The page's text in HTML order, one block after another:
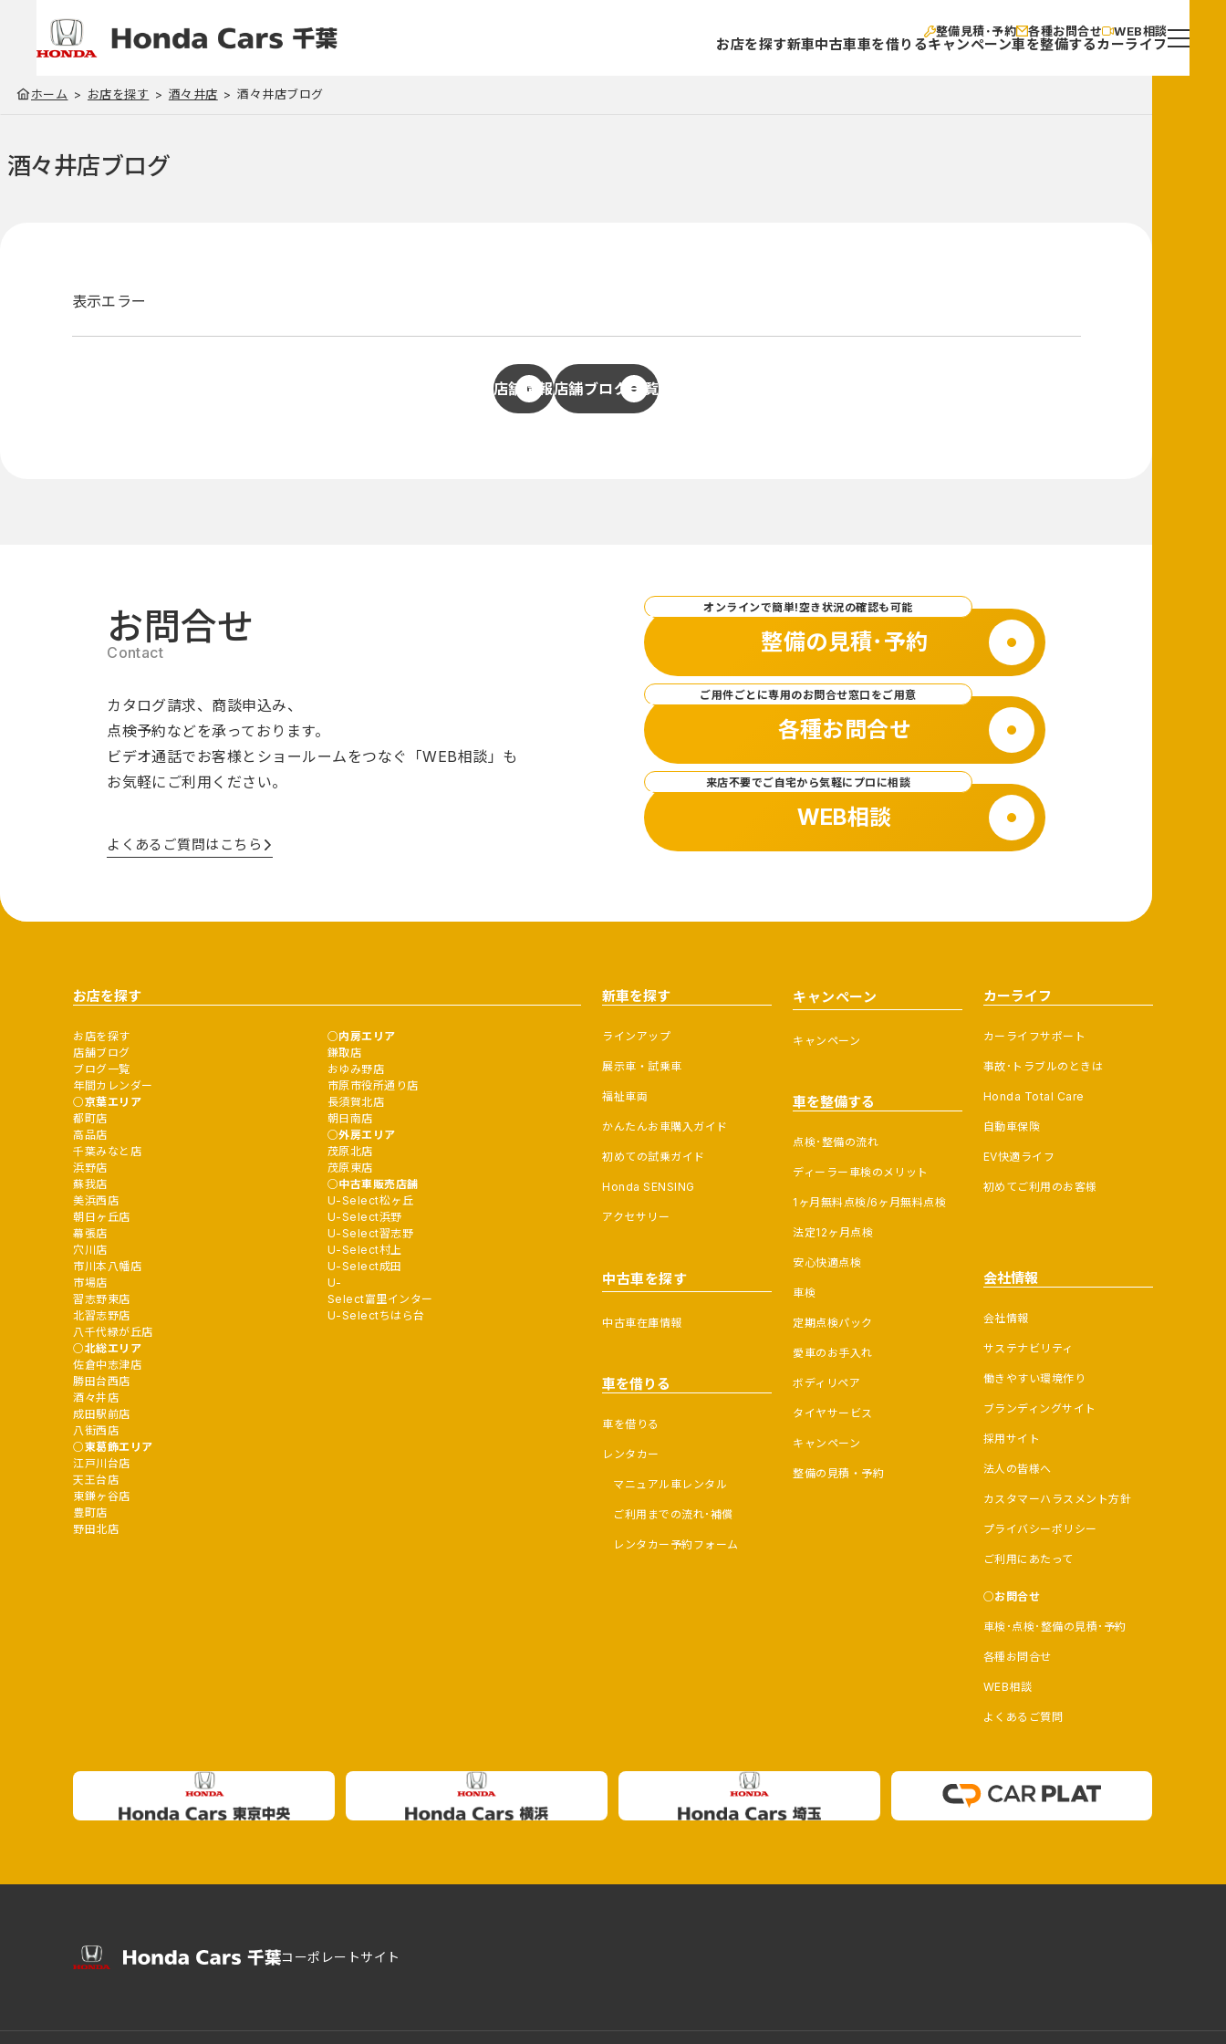
整備見積･予約 各種お問合せ WEB相談
お店を探す新車中古車車を借りるキャンペーン車を整備するカーライフ
ホーム お店を探す 酒々井店 酒々井店ブログ
酒々井店ブログ
表示エラー
店舗情報店舗ブログ一覧
お問合せ
カタログ請求、商談申込み、
点検予約などを承っております。
ビデオ通話でお客様とショールームをつなぐ
「WEB相談」も
お気軽にご利用ください。
よくあるご質問はこちら
オンラインで簡単!空き状況の確認も可能
整備の見積･予約
ご用件ごとに専用のお問合せ窓口をご用意
各種お問合せ
来店不要でご自宅から気軽にプロに相談
WEB相談
お店を探す
お店を探す
店舗ブログ
ブログ一覧
年間カレンダー
京葉エリア
都町店
高品店
千葉みなと店
浜野店
蘇我店
美浜西店
朝日ヶ丘店
幕張店
穴川店
市川本八幡店
市場店
習志野東店
北習志野店
八千代緑が丘店
北総エリア
佐倉中志津店
勝田台西店
酒々井店
成田駅前店
八街西店
東葛飾エリア
江戸川台店
天王台店
東鎌ヶ谷店
豊町店
野田北店
内房エリア
鎌取店
おゆみ野店
市原市役所通り店
長須賀北店
朝日南店
外房エリア
茂原北店
茂原東店
中古車販売店舗
U-Select松ヶ丘
U-Select浜野
U-Select習志野
U-Select村上
U-Select成田
U-
Select富里インター
U-Selectちはら台
新車を探す
ラインアップ
展示車・試乗車
福祉車両
かんたんお車購入ガイド
初めての試乗ガイド
Honda SENSING
アクセサリー
中古車を探す
中古車在庫情報
車を借りる
車を借りる
レンタカー
マニュアル車レンタル
ご利用までの流れ･補償
レンタカー予約フォーム
キャンペーン
キャンペーン
車を整備する
点検･整備の流れ
ディーラー車検のメリット
1ヶ月無料点検/6ヶ月無料点検
法定12ヶ月点検
安心快適点検
車検
定期点検パック
愛車のお手入れ
ボディリペア
タイヤサービス
キャンペーン
整備の見積・予約
カーライフ
カーライフサポート
事故･トラブルのときは
Honda Total Care
自動車保険
EV快適ライフ
初めてご利用のお客様
会社情報
会社情報
サステナビリティ
働きやすい環境作り
ブランディングサイト
採用サイト
法人の皆様へ
カスタマーハラスメント方針
プライバシーポリシー
ご利用にあたって
お問合せ
車検･点検･整備の見積･予約
各種お問合せ
WEB相談
よくあるご質問
コーポレートサイト